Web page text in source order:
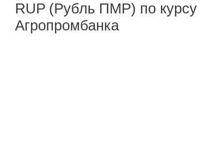
RUP (Рубль ПМР) по курсу
Агропромбанка